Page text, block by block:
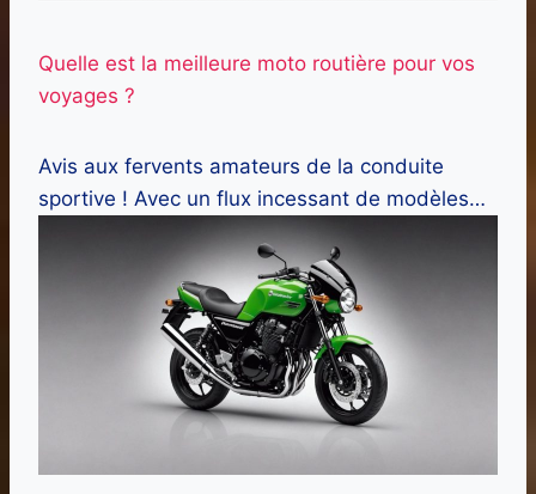
Quelle est la meilleure moto routière pour vos
voyages ?
Avis aux fervents amateurs de la conduite
sportive ! Avec un flux incessant de modèles…